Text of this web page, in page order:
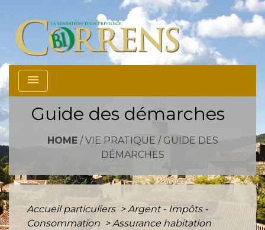
menu
Guide des démarches
HOME/ VIE PRATIQUE / GUIDE DES
DÉMARCHES
Accueil particuliers > Argent - Impôts -
Consommation > Assurance habitation